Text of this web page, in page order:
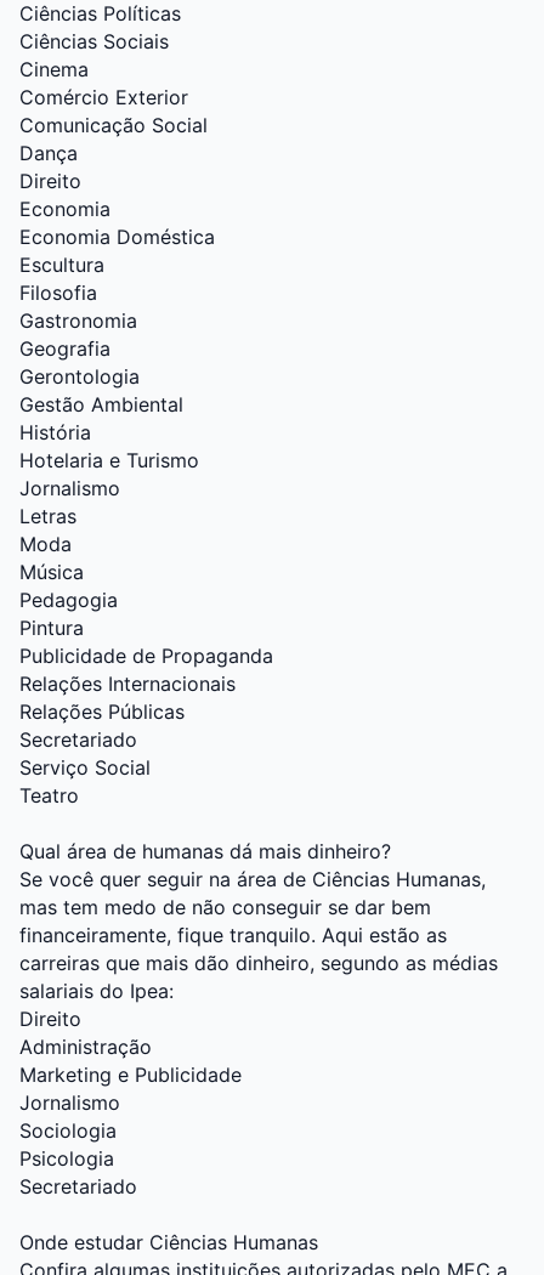
Ciências Políticas
Ciências Sociais
Cinema
Comércio Exterior
Comunicação Social
Dança
Direito
Economia
Economia Doméstica
Escultura
Filosofia
Gastronomia
Geografia
Gerontologia
Gestão Ambiental
História
Hotelaria e Turismo
Jornalismo
Letras
Moda
Música
Pedagogia
Pintura
Publicidade de Propaganda
Relações Internacionais
Relações Públicas
Secretariado
Serviço Social
Teatro
Qual área de humanas dá mais dinheiro?
Se você quer seguir na área de Ciências Humanas,
mas tem medo de não conseguir se dar bem
financeiramente, fique tranquilo. Aqui estão as
carreiras que mais dão dinheiro, segundo as médias
salariais do Ipea:
Direito
Administração
Marketing e Publicidade
Jornalismo
Sociologia
Psicologia
Secretariado
Onde estudar Ciências Humanas